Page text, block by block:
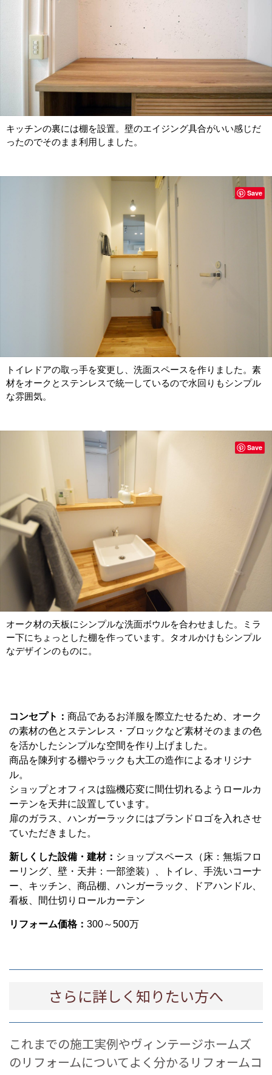
キッチンの裏には棚を設置。壁のエイジング具合がいい感じだ
ったのでそのまま利用しました。
トイレドアの取っ手を変更し、洗面スペースを作りました。素
材をオークとステンレスで統一しているので水回りもシンプル
な雰囲気。
Save
オーク材の天板にシンプルな洗面ボウルを合わせました。ミラ
ー下にちょっとした棚を作っています。タオルかけもシンプル
なデザインのものに。
Save
コンセプト： 商品であるお洋服を際立たせるため、オーク
の素材の色とステンレス・ブロックなど素材そのままの色
を活かしたシンプルな空間を作り上げました。
商品を陳列する棚やラックも大工の造作によるオリジナ
ル。
ショップとオフィスは臨機応変に間仕切れるようロールカ
ーテンを天井に設置しています。
扉のガラス、ハンガーラックにはブランドロゴを入れさせ
ていただきました。
新しくした設備・建材： ショップスペース（床：無垢フロ
ーリング、壁・天井：一部塗装）、トイレ、手洗いコーナ
ー、キッチン、商品棚、ハンガーラック、ドアハンドル、
看板、間仕切りロールカーテン
リフォーム価格： 300～500万
さらに詳しく知りたい方へ
これまでの施工実例やヴィンテージホームズ
のリフォームについてよく分かるリフォームコ